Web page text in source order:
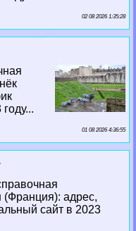
02 08 2026 1:35:28
01 08 2026 4:36:55
(Франция): адрес,
сайт в 2023